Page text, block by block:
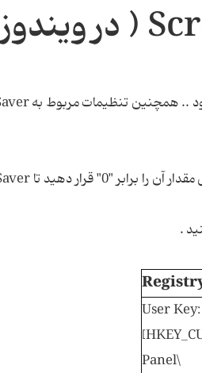
ممانعت از اجرای Screen Saver ( در ویندوز
.
User Key:
Panel\